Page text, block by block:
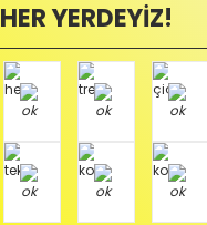
HER YERDEYİZ!